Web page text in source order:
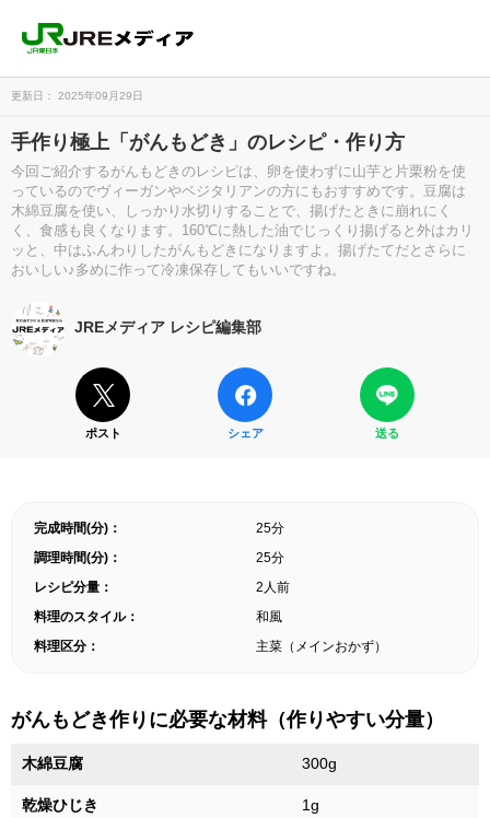
更新日： 2025年09月29日
手作り極上「がんもどき」のレシピ・作り方
今回ご紹介するがんもどきのレシピは、卵を使わずに山芋と片栗粉を使
っているのでヴィーガンやベジタリアンの方にもおすすめです。豆腐は
木綿豆腐を使い、しっかり水切りすることで、揚げたときに崩れにく
く、食感も良くなります。160℃に熱した油でじっくり揚げると外はカリ
ッと、中はふんわりしたがんもどきになりますよ。揚げたてだとさらに
おいしい♪多めに作って冷凍保存してもいいですね。
JREメディア レシピ編集部
ポスト シェア 送る
完成時間(分)：
25分
調理時間(分)：
25分
レシピ分量：
2人前
料理のスタイル：
和風
料理区分：
主菜（メインおかず）
がんもどき作りに必要な材料（作りやすい分量）
木綿豆腐 300g
乾燥ひじき 1g